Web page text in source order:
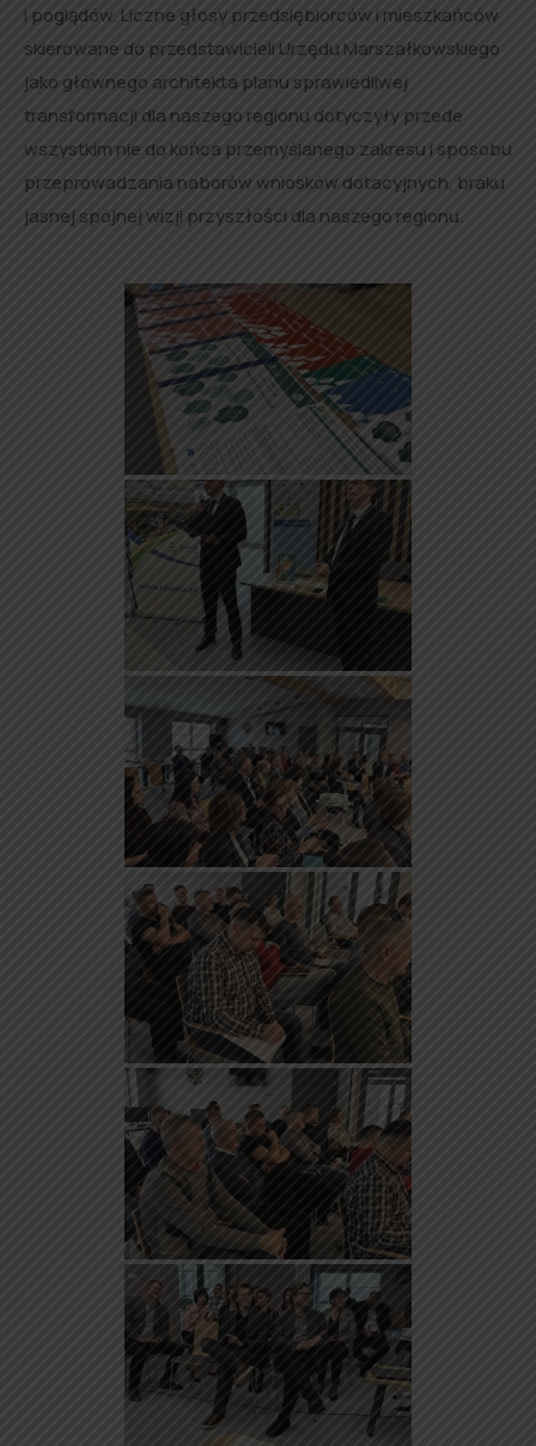
i poglądów. Liczne głosy przedsiębiorców i mieszkańców
skierowane do przedstawicieli Urzędu Marszałkowskiego
jako głównego architekta planu sprawiedliwej
transformacji dla naszego regionu dotyczyły przede
wszystkim nie do końca przemyślanego zakresu i sposobu
przeprowadzania naborów wniosków dotacyjnych, braku
jasnej spójnej wizji przyszłości dla naszego regionu.